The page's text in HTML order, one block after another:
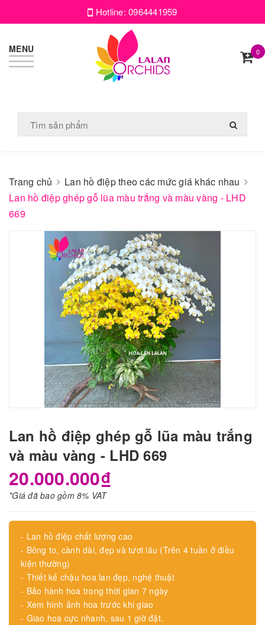
Hotline:0964441959
MENU 0
Trang chủ
Lan hồ điệp theo các mức giá khác nhau
Lan hồ điệp ghép gỗ lũa màu trắng và màu vàng - LHD
669
Lan hồ điệp ghép gỗ lũa màu trắng
và màu vàng - LHD 669
20.000.000₫
*Giá đã bao gồm 8% VAT
- Lan hồ điệp chất lượng cao
- Bông to, cành dài, đẹp và tươi lâu (Trên 4 tuần ở điều
kiện thường)
- Thiết kế chậu hoa lan đẹp, nghệ thuật
- Bảo hành hoa trong thời gian 7 ngày
- Xem hình ảnh hoa trước khi giao
- Giao hoa cực nhanh, sau 1 giờ đặt.